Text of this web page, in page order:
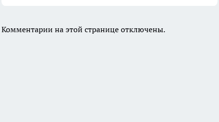
Комментарии на этой странице отключены.